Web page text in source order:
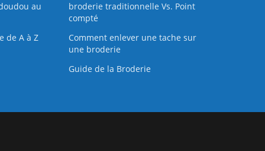
au
broderie traditionnelle Vs. Point
compté
de A à Z
Comment enlever une tache sur
une broderie
Guide de la Broderie